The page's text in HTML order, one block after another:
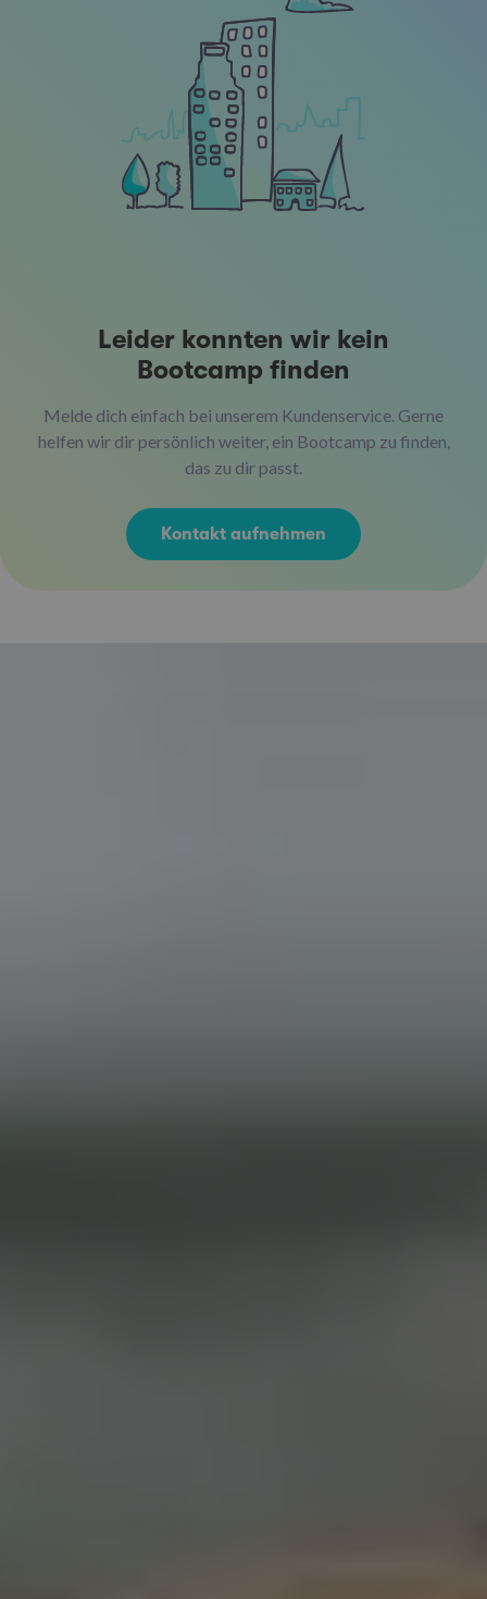
Leider konnten wir kein
Bootcamp finden
Melde dich einfach bei unserem Kundenservice. Gerne
helfen wir dir persönlich weiter, ein Bootcamp zu finden,
das zu dir passt.
Kontakt aufnehmen